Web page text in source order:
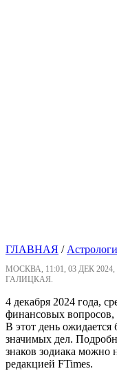
ГЛАВНАЯ /
МОСКВА, 11:01, 03 ДЕК
ГАЛИЦКАЯ.
4 декабря 2024 года,
финансовых вопросов,
В этот день ожидается
значимых дел.
знаков зодиака можно
редакцией FTimes.